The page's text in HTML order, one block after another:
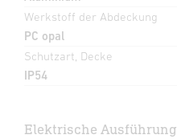
Werkstoff der Abdeckung
PC opal
Schutzart, Decke
IP54
Elektrische Ausführung